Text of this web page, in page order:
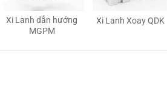
Xi Lanh dẫn hướng
MGPM
Xi Lanh Xoay QDK